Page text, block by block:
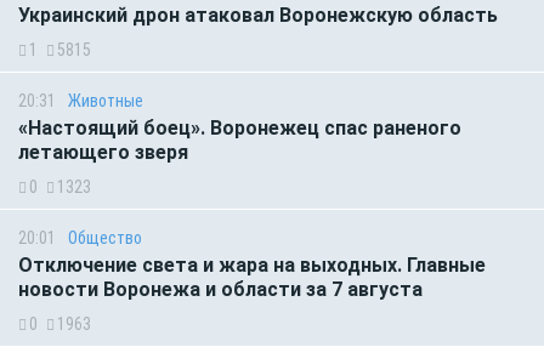
Украинский дрон атаковал Воронежскую область
1 5815
20:31 Животные
«Настоящий боец». Воронежец спас раненого
летающего зверя
0 1323
20:01 Общество
Отключение света и жара на выходных. Главные
новости Воронежа и области за 7 августа
0 1963